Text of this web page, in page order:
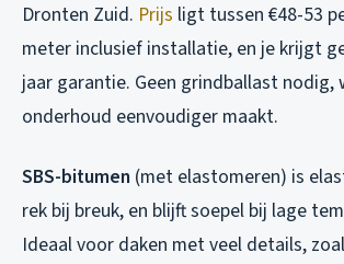
Dronten Zuid. Prijs ligt tussen €48-53
meter inclusief installatie, en je krijgt
jaar garantie. Geen grindballast nodig,
onderhoud eenvoudiger maakt.
SBS-bitumen (met elastomeren) is
rek bij breuk, en blijft soepel bij lage
Ideaal voor daken met veel details,